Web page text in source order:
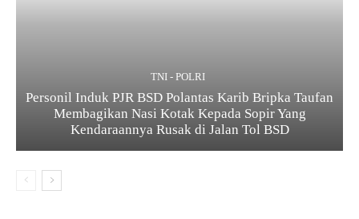
TNI - POLRI
Personil Induk PJR BSD Polantas Karib Bripka Taufan
Membagikan Nasi Kotak Kepada Sopir Yang
Kendaraannya Rusak di Jalan Tol BSD